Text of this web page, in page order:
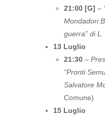
21:00 [G] –
Mondadori
guerra” di
13 Luglio
21:30 –
“Pronti
Salvatore
Comune)
15 Luglio